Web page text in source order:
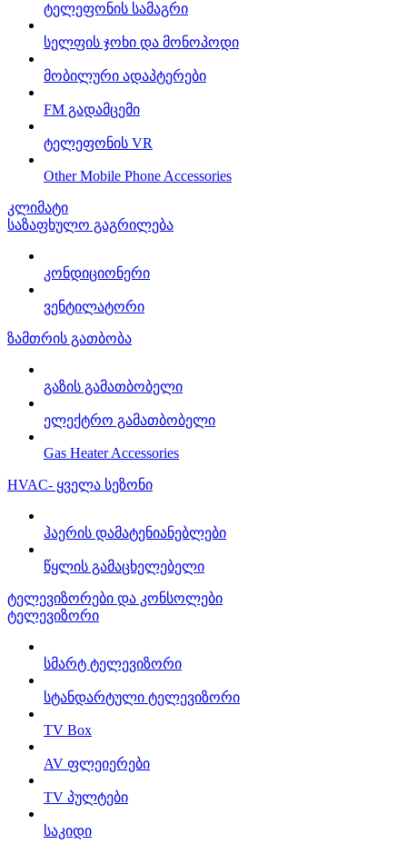
ტელეფონის სამაგრი
სელფის ჯოხი და მონოპოდი
მობილური ადაპტერები
FM გადამცემი
ტელეფონის VR
Other Mobile Phone Accessories
კლიმატი
საზაფხულო გაგრილება
კონდიციონერი
ვენტილატორი
ზამთრის გათბობა
გაზის გამათბობელი
ელექტრო გამათბობელი
Gas Heater Accessories
HVAC- ყველა სეზონი
ჰაერის დამატენიანებლები
წყლის გამაცხელებელი
ტელევიზორები და კონსოლები
ტელევიზორი
სმარტ ტელევიზორი
სტანდარტული ტელევიზორი
TV Box
AV ფლეიერები
TV პულტები
საკიდი